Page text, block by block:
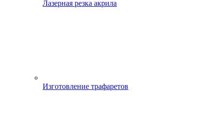
Лазерная резка акрила
Изготовление трафаретов